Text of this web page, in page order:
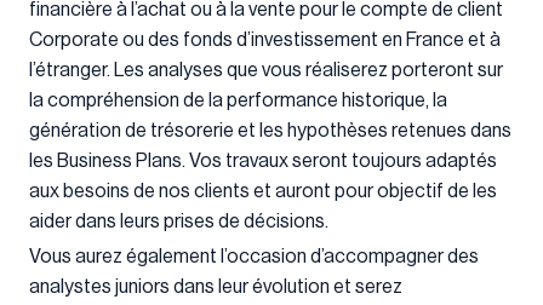
financière à l’achat ou à la vente pour le compte de client
Corporate ou des fonds d’investissement en France et à
l’étranger. Les analyses que vous réaliserez porteront sur
la compréhension de la performance historique, la
génération de trésorerie et les hypothèses retenues dans
les Business Plans. Vos travaux seront toujours adaptés
aux besoins de nos clients et auront pour objectif de les
aider dans leurs prises de décisions.
Vous aurez également l’occasion d’accompagner des
analystes juniors dans leur évolution et serez